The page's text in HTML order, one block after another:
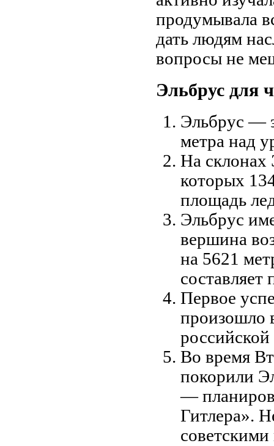
продумывала
дать людям
вопросы не
Эльбрус для
Эльбрус —
метра над
На склонах
которых
площадь
Эльбрус
вершина
на 5621
Первое
произошло
Во время
покорили
—
Гитлера».